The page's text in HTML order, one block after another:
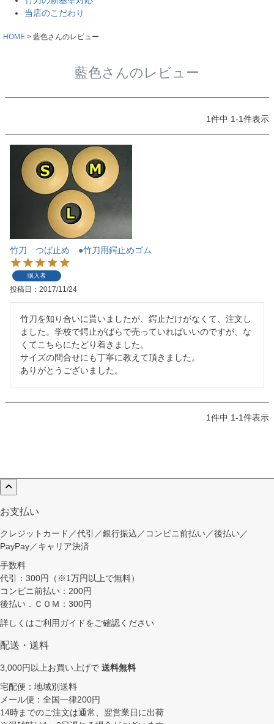
当店のこだわり
HOME 藍色さんのレビュー
藍色さんのレビュー
1件中 1-1件表示
竹刀 つば止め ●竹刀用鍔止めゴム
購入者
投稿日 2017/11/24
竹刀を知り合いに貰いましたが、鍔止だけがなくて、注文し
ました。学校で鍔止がばらで売っていればいいのですが、な
くてこちらにたどり着きました。
サイズの問合せにも丁寧に教えて頂きました。
ありがとうございました。
1件中 1-1件表示
お支払い
クレジットカード／代引／銀行振込／コンビニ前払い／後払い／
PayPay／キャリア決済
手数料
代引：300円（※1万円以上で無料）
コンビニ前払い：200円
後払い．ＣＯＭ：300円
詳しくはご利用ガイドをご確認ください
配送・送料
3,000円以上お買い上げで 送料無料
宅配便：地域別送料
メール便：全国一律200円
14時までのご注文は通常、翌営業日に出荷